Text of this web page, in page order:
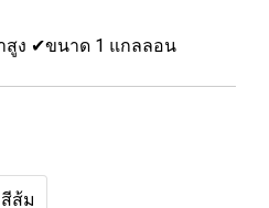
สูง ✔ขนาด 1 แกลลอน
สีส้ม